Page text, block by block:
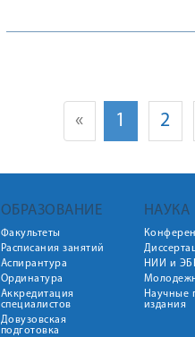
« 1 2
ОБРАЗОВАНИЕ
Факультеты
Расписания занятий
Аспирантура
Ординатура
Аккредитация
специалистов
Довузовская
подготовка
НАУКА
НИИ и
Научные
издания